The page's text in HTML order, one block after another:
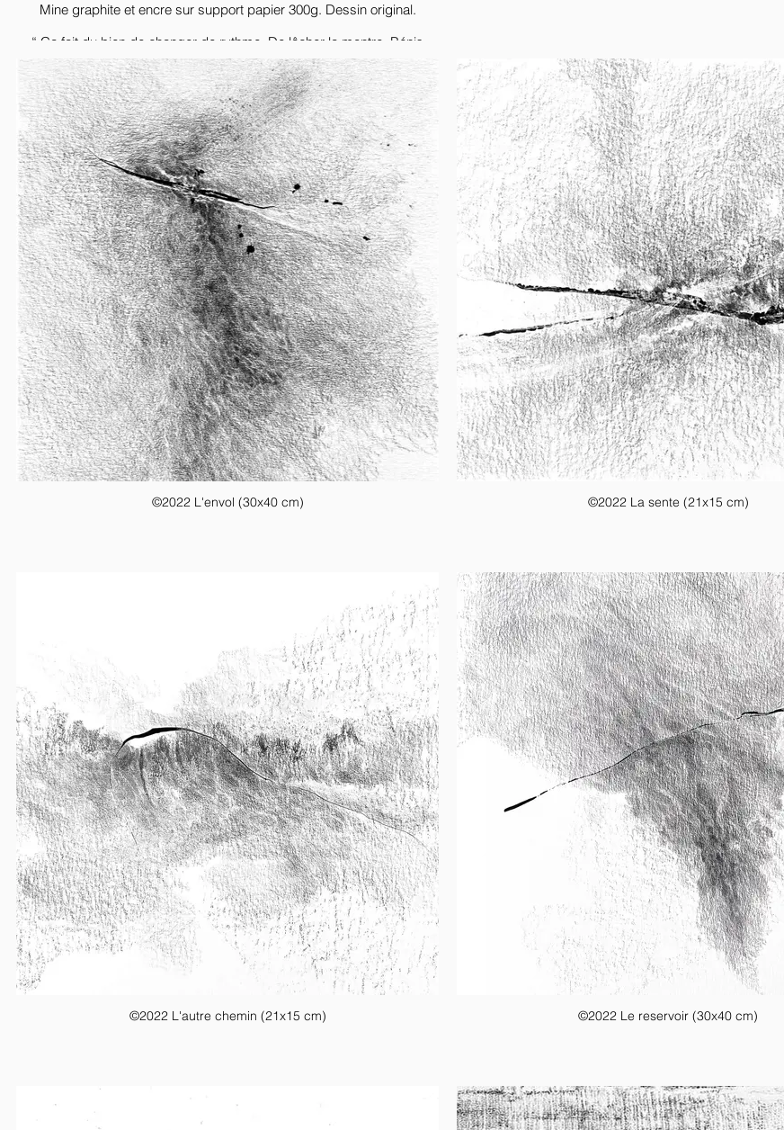
Mine graphite et encre sur support papier 300g. Dessin original.
“ Ça fait du bien de changer de rythme. De lâcher la montre. Bénis
soient les jours fériés et les semaines de vacances. Bénis soient les
lambeaux arrachés avec les dents à la hyène du temps. Noé part dans
trois jours chez sa mère. Il n’y a plus de parenthèses. Le sable ne
cesse de couler. Le dernier grain sera le dernier point.”
Thomas Vinau,
La part des nuages
©2022 L'envol (30x40 cm) ©2022 La sente (21x15 cm)
©2022 L'autre chemin (21x15 cm) ©2022 Le reservoir (30x40 cm)